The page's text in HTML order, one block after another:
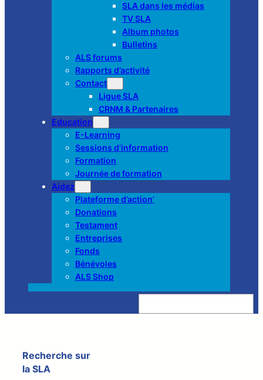
SLA dans les médias
TV SLA
Album photos
Bulletins
ALS forums
Rapports d’activité
Contact
Ligue SLA
CRNM & Partenaires
Education
E-Learning
Sessions d’information
Formation
Journée de formation
Aidez
Plateforme d’action’
Donations
Testament
Entreprises
Fonds
Bénévoles
ALS Shop
Z
e
Recherche sur
la SLA